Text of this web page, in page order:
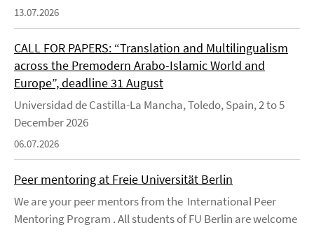
13.07.2026
CALL FOR PAPERS: “Translation and Multilingualism
across the Premodern Arabo-Islamic World and
Europe”, deadline 31 August
Universidad de Castilla-La Mancha, Toledo, Spain, 2 to 5
December 2026
06.07.2026
Peer mentoring at Freie Universität Berlin
We are your peer mentors from the International Peer
Mentoring Program . All students of FU Berlin are welcome